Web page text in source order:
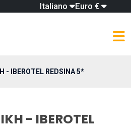
Italiano Euro €
- IBEROTEL REDSINA 5*
- IBEROTEL